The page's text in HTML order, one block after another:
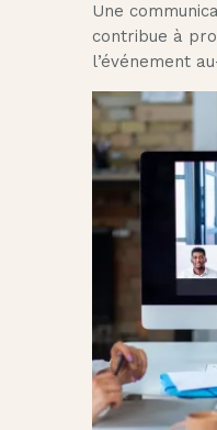
Une
contribue à
l’événement